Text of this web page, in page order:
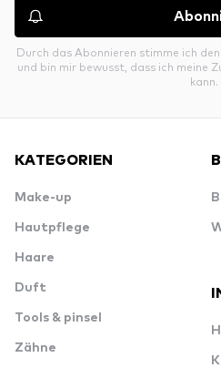
Durch das Abonnieren stimme ich den
und bin mir bewusst, dass ich meine
kann.
KATEGORIEN
Make-up
Hautpflege
Haare
Duft
Tools & pinsel
Zähne